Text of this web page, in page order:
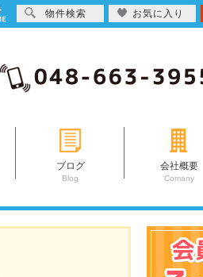
ブログ
Blog
会社概要
Comany
物件検索 お気に入り